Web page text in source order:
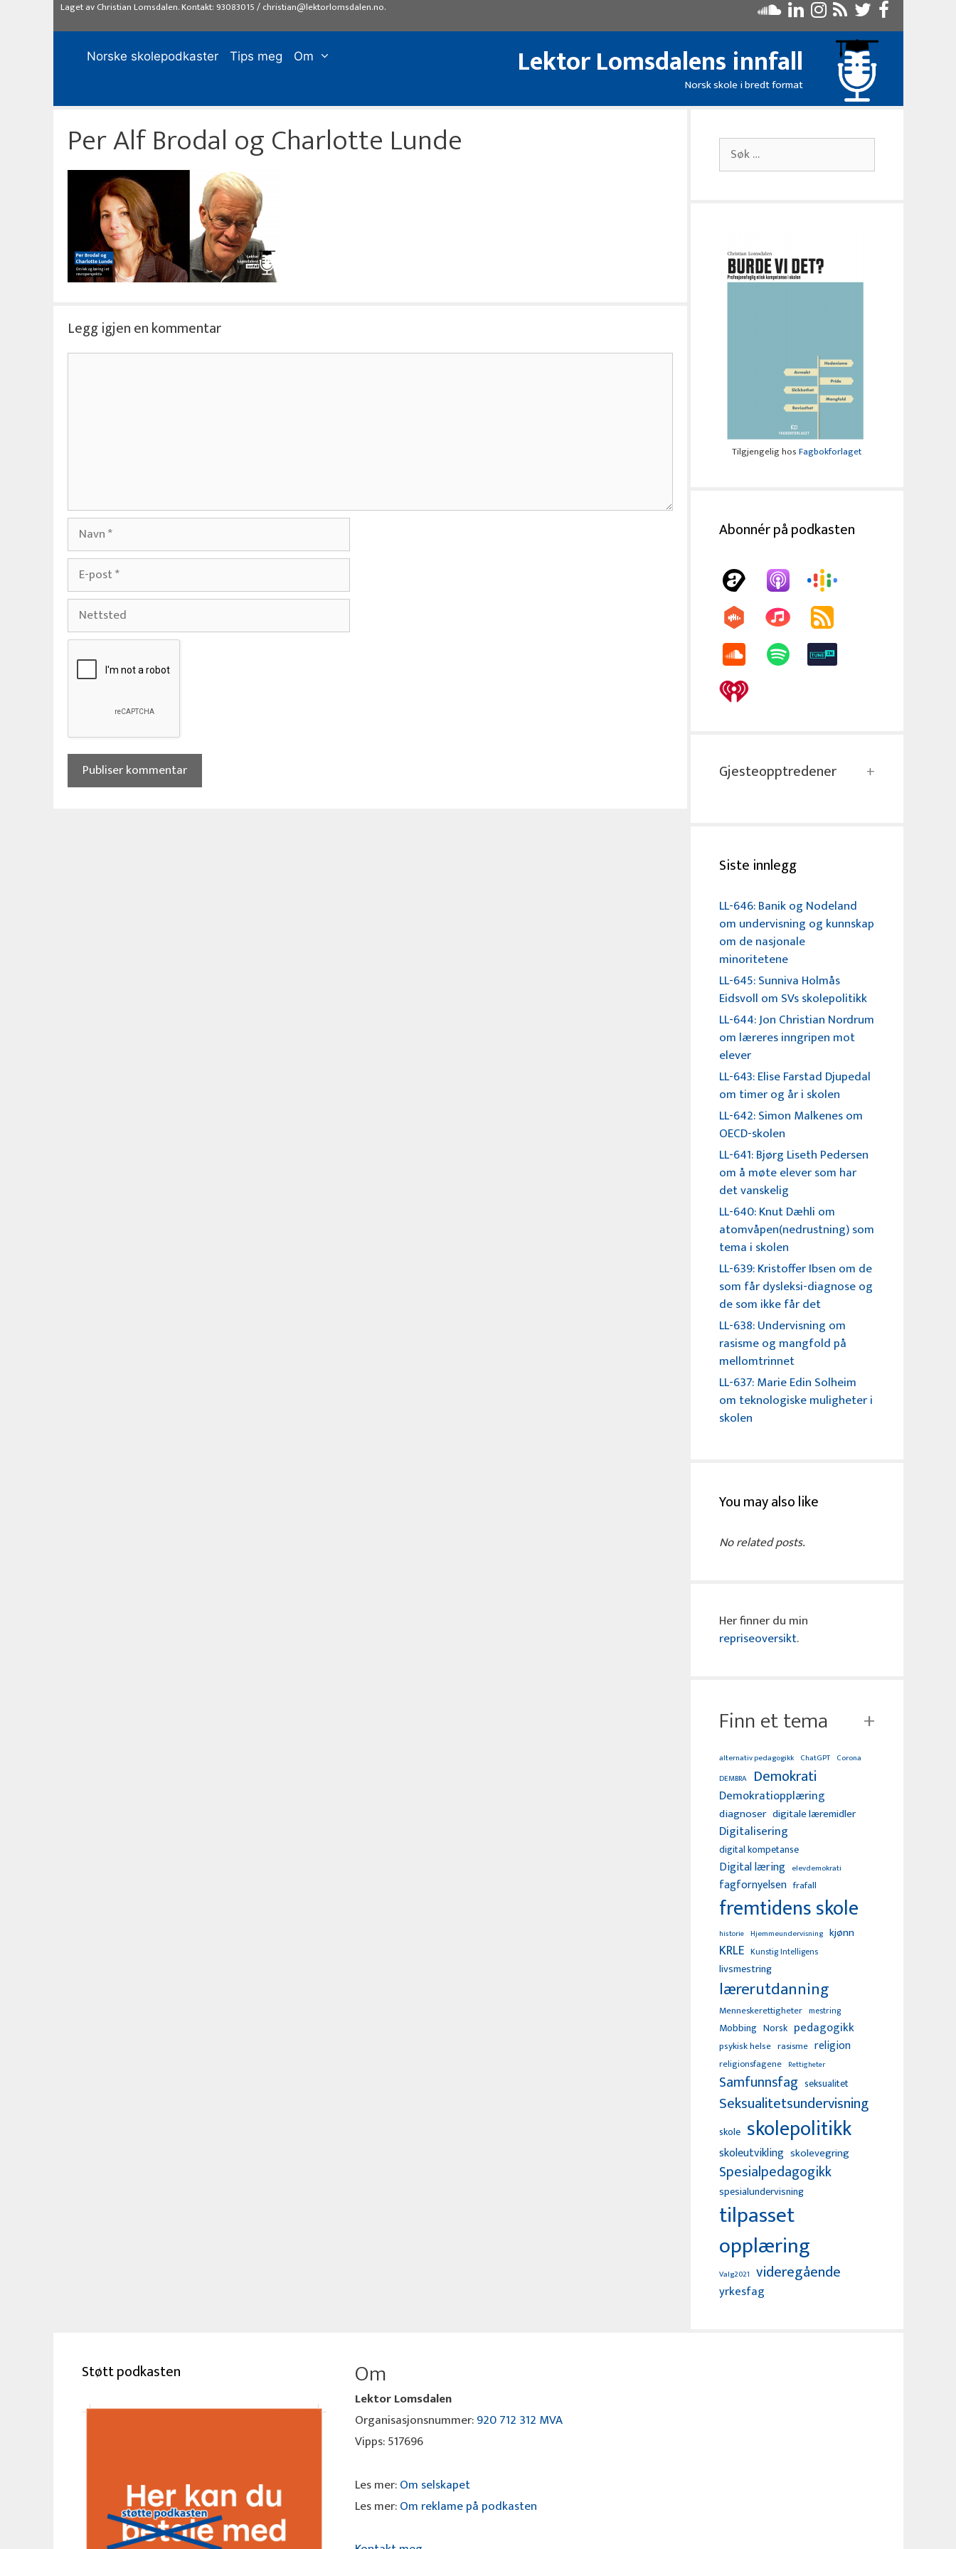
Laget avChristian Lomsdalen. Kontakt: 93083015/christian@lektorlomsdalen.no.
Lektor Lomsdalens innfall
Norsk skole i bredt format
Norske skolepodkaster Tips meg Om
Per Alf Brodal og Charlotte Lunde
Legg igjen en kommentar
Kommentar
Navn
E-
post
Nettsted
Søk
etter:
Tilgjengelig hosFagbokforlaget
Abonnér på podkasten
Gjesteopptredener
Siste innlegg
LL-646: Banik og Nodeland
om undervisning og kunnskap
om de nasjonale
minoritetene
LL-645: Sunniva Holmås
Eidsvoll om SVs skolepolitikk
LL-644: Jon Christian Nordrum
om læreres inngripen mot
elever
LL-643: Elise Farstad Djupedal
om timer og år i skolen
LL-642: Simon Malkenes om
OECD-skolen
LL-641: Bjørg Liseth Pedersen
om å møte elever som har
det vanskelig
LL-640: Knut Dæhli om
atomvåpen(nedrustning) som
tema i skolen
LL-639: Kristoffer Ibsen om de
som får dysleksi-diagnose og
de som ikke får det
LL-638: Undervisning om
rasisme og mangfold på
mellomtrinnet
LL-637: Marie Edin Solheim
om teknologiske muligheter i
skolen
You may also like
No related posts.
Her finner du min
repriseoversikt.
Finn et tema
alternativ pedagogikk ChatGPT Corona
DEMBRA Demokrati
Demokratiopplæring
diagnoser digitale læremidler
Digitalisering
digital kompetanse
Digital læring elevdemokrati
fagfornyelsen frafall
fremtidens skole
historie Hjemmeundervisning kjønn
KRLE Kunstig Intelligens
livsmestring
lærerutdanning
Menneskerettigheter mestring
Mobbing Norsk pedagogikk
psykisk helse rasisme religion
religionsfagene Rettigheter
Samfunnsfag seksualitet
Seksualitetsundervisning
skole skolepolitikk
skoleutvikling skolevegring
Spesialpedagogikk
spesialundervisning
tilpasset
opplæring
Valg2021 videregående
yrkesfag
Støtt podkasten Om
Lektor Lomsdalen
Organisasjonsnummer:920 712 312 MVA
Vipps: 517696
Les mer:Om selskapet
Les mer:Om reklame på podkasten